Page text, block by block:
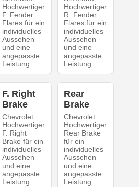
Hochwertiger
F. Fender
Flares für ein
individuelles
Aussehen
und eine
angepasste
Leistung.
Hochwertiger
R. Fender
Flares für ein
individuelles
Aussehen
und eine
angepasste
Leistung.
F. Right
Brake
Chevrolet
Hochwertiger
F. Right
Brake für ein
individuelles
Aussehen
und eine
angepasste
Leistung.
Rear
Brake
Chevrolet
Hochwertiger
Rear Brake
für ein
individuelles
Aussehen
und eine
angepasste
Leistung.